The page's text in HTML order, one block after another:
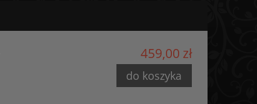
459,00 zł
do koszyka